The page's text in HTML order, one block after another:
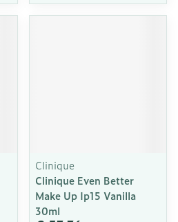
Clinique
Clinique Even Better
Make Up Ip15 Vanilla
30ml